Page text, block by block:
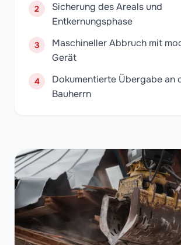
2
Sicherung des Areals und
Entkernungsphase
3
Maschineller Abbruch mit
Gerät
4
Dokumentierte Übergabe an
Bauherrn